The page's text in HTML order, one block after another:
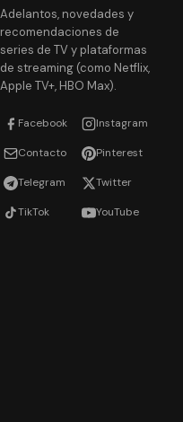
Adelantos, novedades y
recomendaciones de
series de TV y plataformas
de streaming (como Netflix,
Apple TV+, HBO Max).
Facebook Instagram
Contacto Pinterest
Telegram Twitter
TikTok YouTube